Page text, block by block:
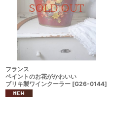
フランス
ペイントのお花がかわいい
ブリキ製ワインクーラー [G26-0144]